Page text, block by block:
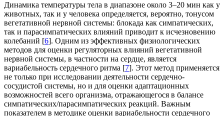
Динамика температуры тела в диапазоне около 3–20 мин как у
животных, так и у человека определяется, вероятно, тонусом
вегетативной нервной системы: блокада как симпатических,
так и парасимпатических влияний приводит к исчезновению
колебаний [6]. Одним из эффективных физиологических
методов для оценки регуляторных влияний вегетативной
нервной системы, в частности на сердце, является
вариабельность сердечного ритма [7]. Этот метод применяется
не только при исследовании деятельности сердечно-
сосудистой системы, но и для оценки адаптационных
возможностей всего организма, отражающегося в балансе
симпатических/парасимпатических реакций. Важным
показателем в методике оценки вариабельности сердечного